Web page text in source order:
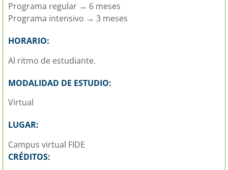
Programa regular → 6 meses
Programa intensivo → 3 meses
HORARIO:
Al ritmo de estudiante.
MODALIDAD DE ESTUDIO:
Virtual
LUGAR:
Campus virtual FIDE
CRÉDITOS: